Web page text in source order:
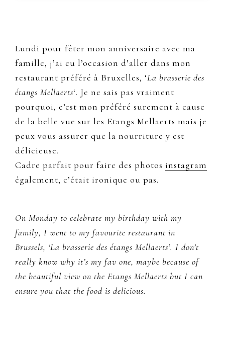
Lundi pour fêter mon anniversaire avec ma
famille, j’ai eu l’occasion d’aller dans mon
restaurant préféré à Bruxelles, ‘La brasserie des
étangs Mellaerts‘. Je ne sais pas vraiment
pourquoi, c’est mon préféré surement à cause
de la belle vue sur les Etangs Mellaerts mais je
peux vous assurer que la nourriture y est
délicieuse.
Cadre parfait pour faire des photos instagram
également, c’était ironique ou pas.
On Monday to celebrate my birthday with my
family, I went to my favourite restaurant in
Brussels, ‘La brasserie des étangs Mellaerts’. I don’t
really know why it’s my fav one, maybe because of
the beautiful view on the Etangs Mellaerts but I can
ensure you that the food is delicious.